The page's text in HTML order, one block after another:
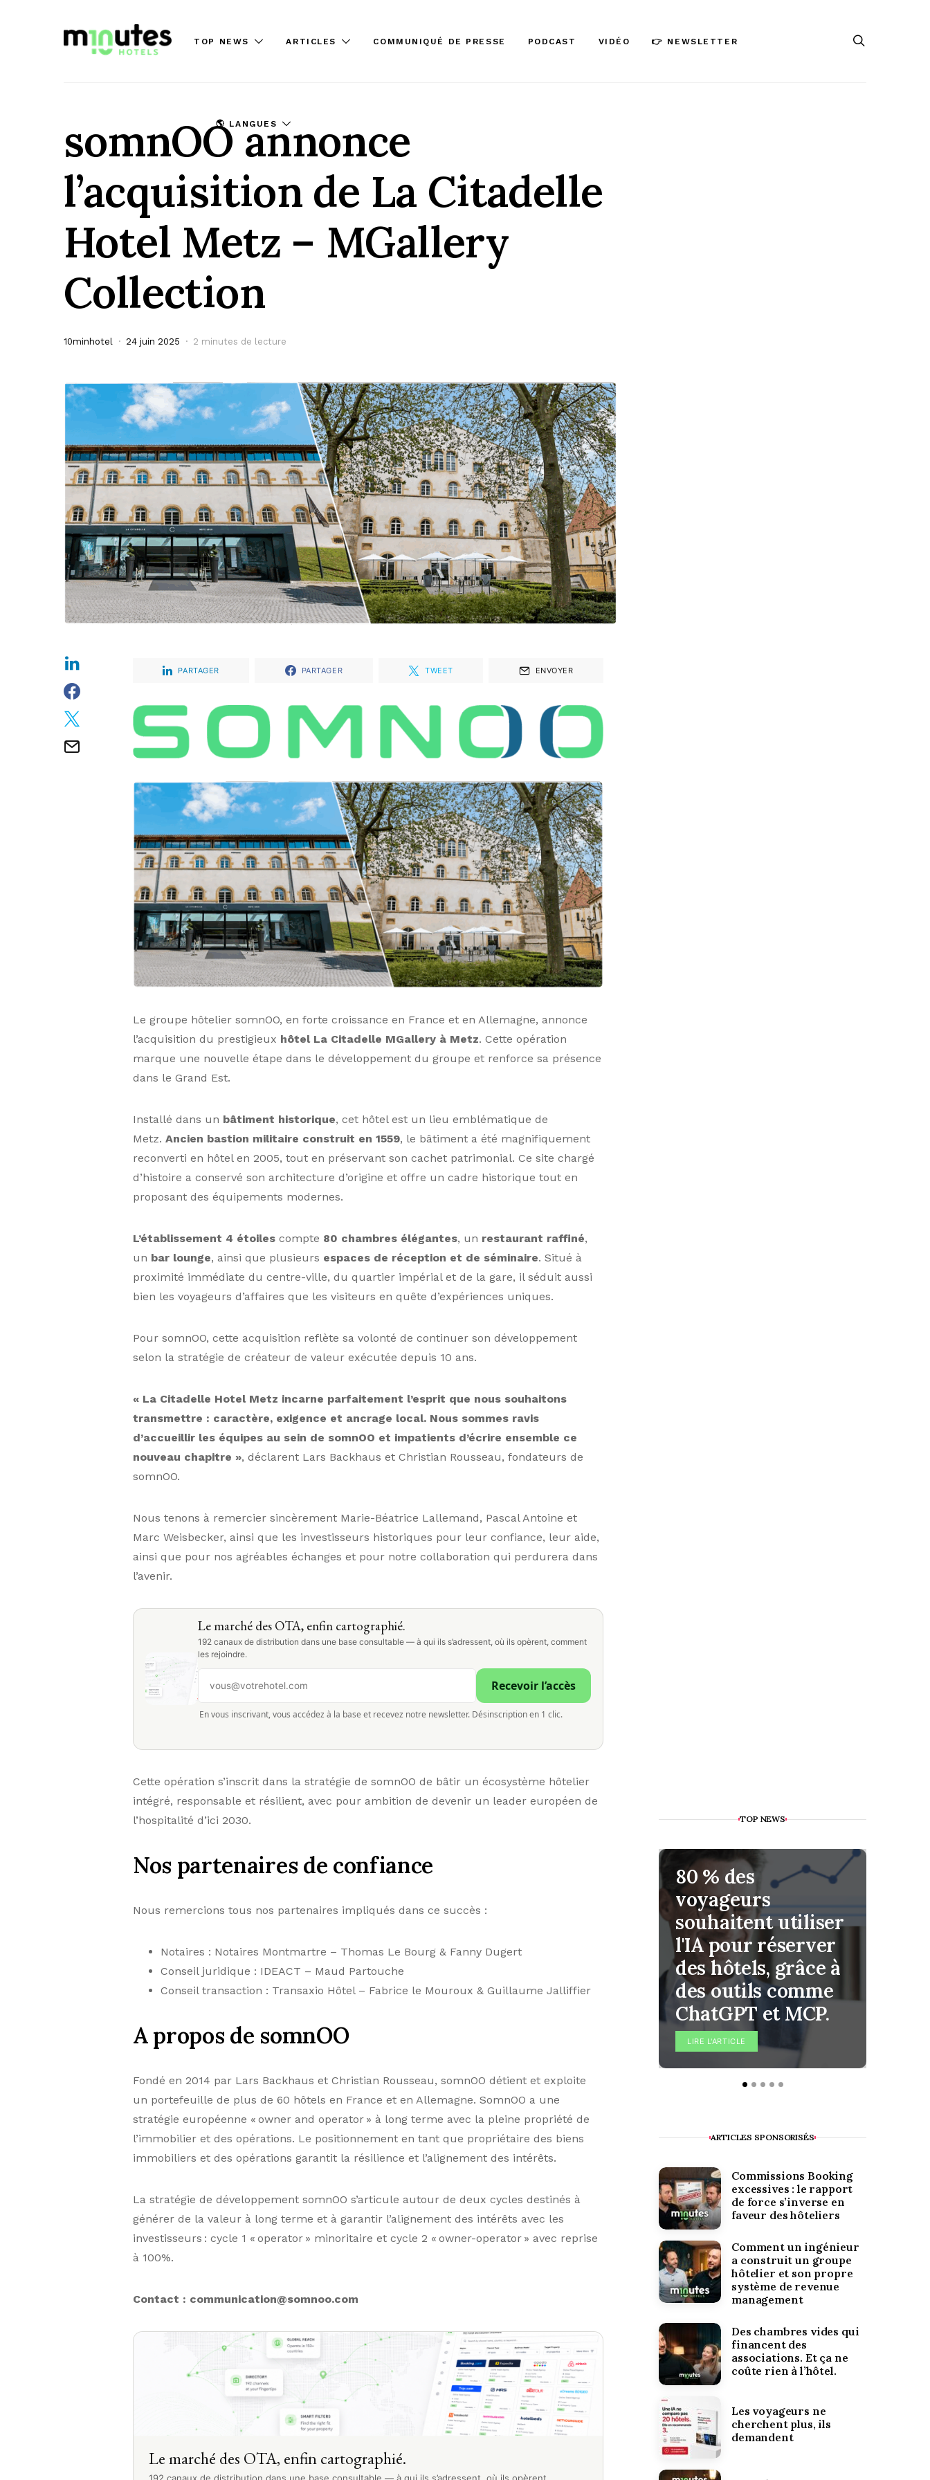
TOP NEWS ARTICLES COMMUNIQUÉ DE PRESSE PODCAST VIDÉO 👉 NEWSLETTER
🌎 LANGUES
somnOO annonce
l’acquisition de La Citadelle
Hotel Metz – MGallery
Collection
10minhotel 24 juin 2025 2 minutes de lecture
PARTAGER PARTAGER TWEET ENVOYER
Le groupe hôtelier somnOO, en forte croissance en France et en Allemagne, annonce
l’acquisition du prestigieux hôtel La Citadelle MGallery à Metz. Cette opération
marque une nouvelle étape dans le développement du groupe et renforce sa présence
dans le Grand Est.
Installé dans un bâtiment historique, cet hôtel est un lieu emblématique de
Metz. Ancien bastion militaire construit en 1559, le bâtiment a été magnifiquement
reconverti en hôtel en 2005, tout en préservant son cachet patrimonial. Ce site chargé
d’histoire a conservé son architecture d’origine et offre un cadre historique tout en
proposant des équipements modernes.
L’établissement 4 étoiles compte 80 chambres élégantes, un restaurant raffiné,
un bar lounge, ainsi que plusieurs espaces de réception et de séminaire. Situé à
proximité immédiate du centre-ville, du quartier impérial et de la gare, il séduit aussi
bien les voyageurs d’affaires que les visiteurs en quête d’expériences uniques.
Pour somnOO, cette acquisition reflète sa volonté de continuer son développement
selon la stratégie de créateur de valeur exécutée depuis 10 ans.
« La Citadelle Hotel Metz incarne parfaitement l’esprit que nous souhaitons
transmettre : caractère, exigence et ancrage local. Nous sommes ravis
d’accueillir les équipes au sein de somnOO et impatients d’écrire ensemble ce
nouveau chapitre », déclarent Lars Backhaus et Christian Rousseau, fondateurs de
somnOO.
Nous tenons à remercier sincèrement Marie-Béatrice Lallemand, Pascal Antoine et
Marc Weisbecker, ainsi que les investisseurs historiques pour leur confiance, leur aide,
ainsi que pour nos agréables échanges et pour notre collaboration qui perdurera dans
l’avenir.
Le marché des OTA, enfin cartographié.
192 canaux de distribution dans une base consultable — à qui ils s’adressent, où ils opèrent, comment
les rejoindre.
Recevoir l’accès
En vous inscrivant, vous accédez à la base et recevez notre newsletter. Désinscription en 1 clic.
Cette opération s’inscrit dans la stratégie de somnOO de bâtir un écosystème hôtelier
intégré, responsable et résilient, avec pour ambition de devenir un leader européen de
l’hospitalité d’ici 2030.
Nos partenaires de confiance
Nous remercions tous nos partenaires impliqués dans ce succès :
Notaires : Notaires Montmartre – Thomas Le Bourg & Fanny Dugert
Conseil juridique : IDEACT – Maud Partouche
Conseil transaction : Transaxio Hôtel – Fabrice le Mouroux & Guillaume Jalliffier
A propos de somnOO
Fondé en 2014 par Lars Backhaus et Christian Rousseau, somnOO détient et exploite
un portefeuille de plus de 60 hôtels en France et en Allemagne. SomnOO a une
stratégie européenne « owner and operator » à long terme avec la pleine propriété de
l’immobilier et des opérations. Le positionnement en tant que propriétaire des biens
immobiliers et des opérations garantit la résilience et l’alignement des intérêts.
La stratégie de développement somnOO s’articule autour de deux cycles destinés à
générer de la valeur à long terme et à garantir l’alignement des intérêts avec les
investisseurs : cycle 1 « operator » minoritaire et cycle 2 « owner-operator » avec reprise
à 100%.
Contact : communication@somnoo.com
Le marché des OTA, enfin cartographié.
192 canaux de distribution dans une base consultable — à qui ils s’adressent, où ils opèrent,
TOP NEWS
80 % des
voyageurs
souhaitent utiliser
l'IA pour réserver
des hôtels, grâce à
des outils comme
ChatGPT et MCP.
LIRE L'ARTICLE
ARTICLES SPONSORISÉS
Commissions Booking
excessives : le rapport
de force s’inverse en
faveur des hôteliers
Comment un ingénieur
a construit un groupe
hôtelier et son propre
système de revenue
management
Des chambres vides qui
financent des
associations. Et ça ne
coûte rien à l’hôtel.
Les voyageurs ne
cherchent plus, ils
demandent